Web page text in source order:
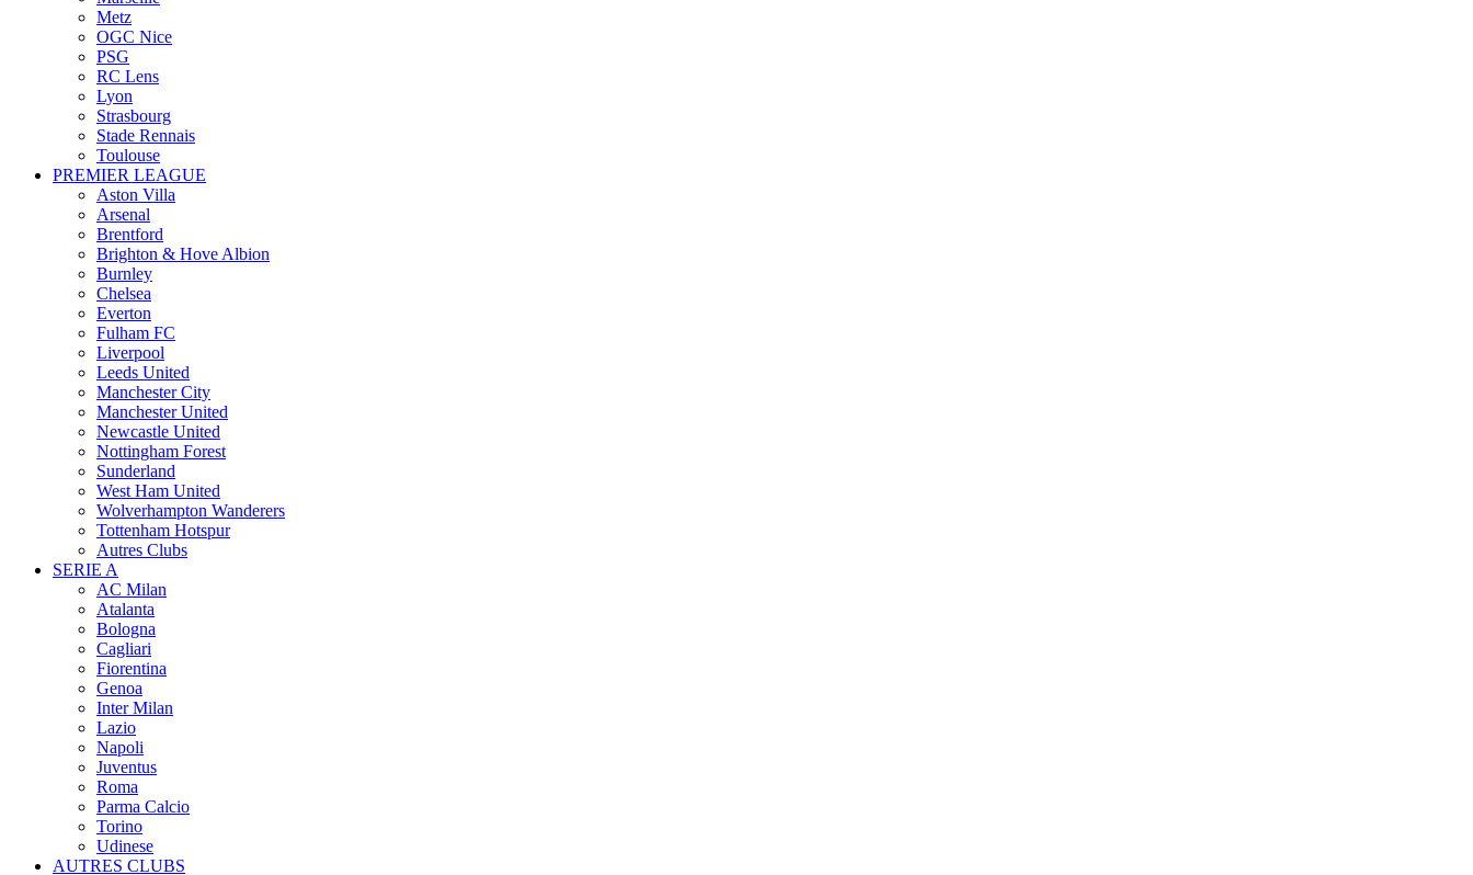
Metz
OGC Nice
PSG
RC Lens
Lyon
Strasbourg
Stade Rennais
Toulouse
PREMIER LEAGUE
Aston Villa
Arsenal
Brentford
Brighton & Hove Albion
Burnley
Chelsea
Everton
Fulham FC
Liverpool
Leeds United
Manchester City
Manchester United
Newcastle United
Nottingham Forest
Sunderland
West Ham United
Wolverhampton Wanderers
Tottenham Hotspur
Autres Clubs
SERIE A
AC Milan
Atalanta
Bologna
Cagliari
Fiorentina
Genoa
Inter Milan
Lazio
Napoli
Juventus
Roma
Parma Calcio
Torino
Udinese
AUTRES CLUBS